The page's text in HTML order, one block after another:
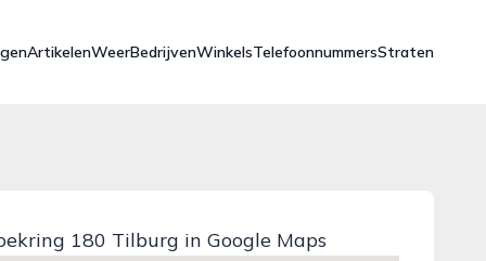
ArtikelenWeerBedrijvenWinkelsTelefoonnummersStraten
180 Tilburg in Google Maps